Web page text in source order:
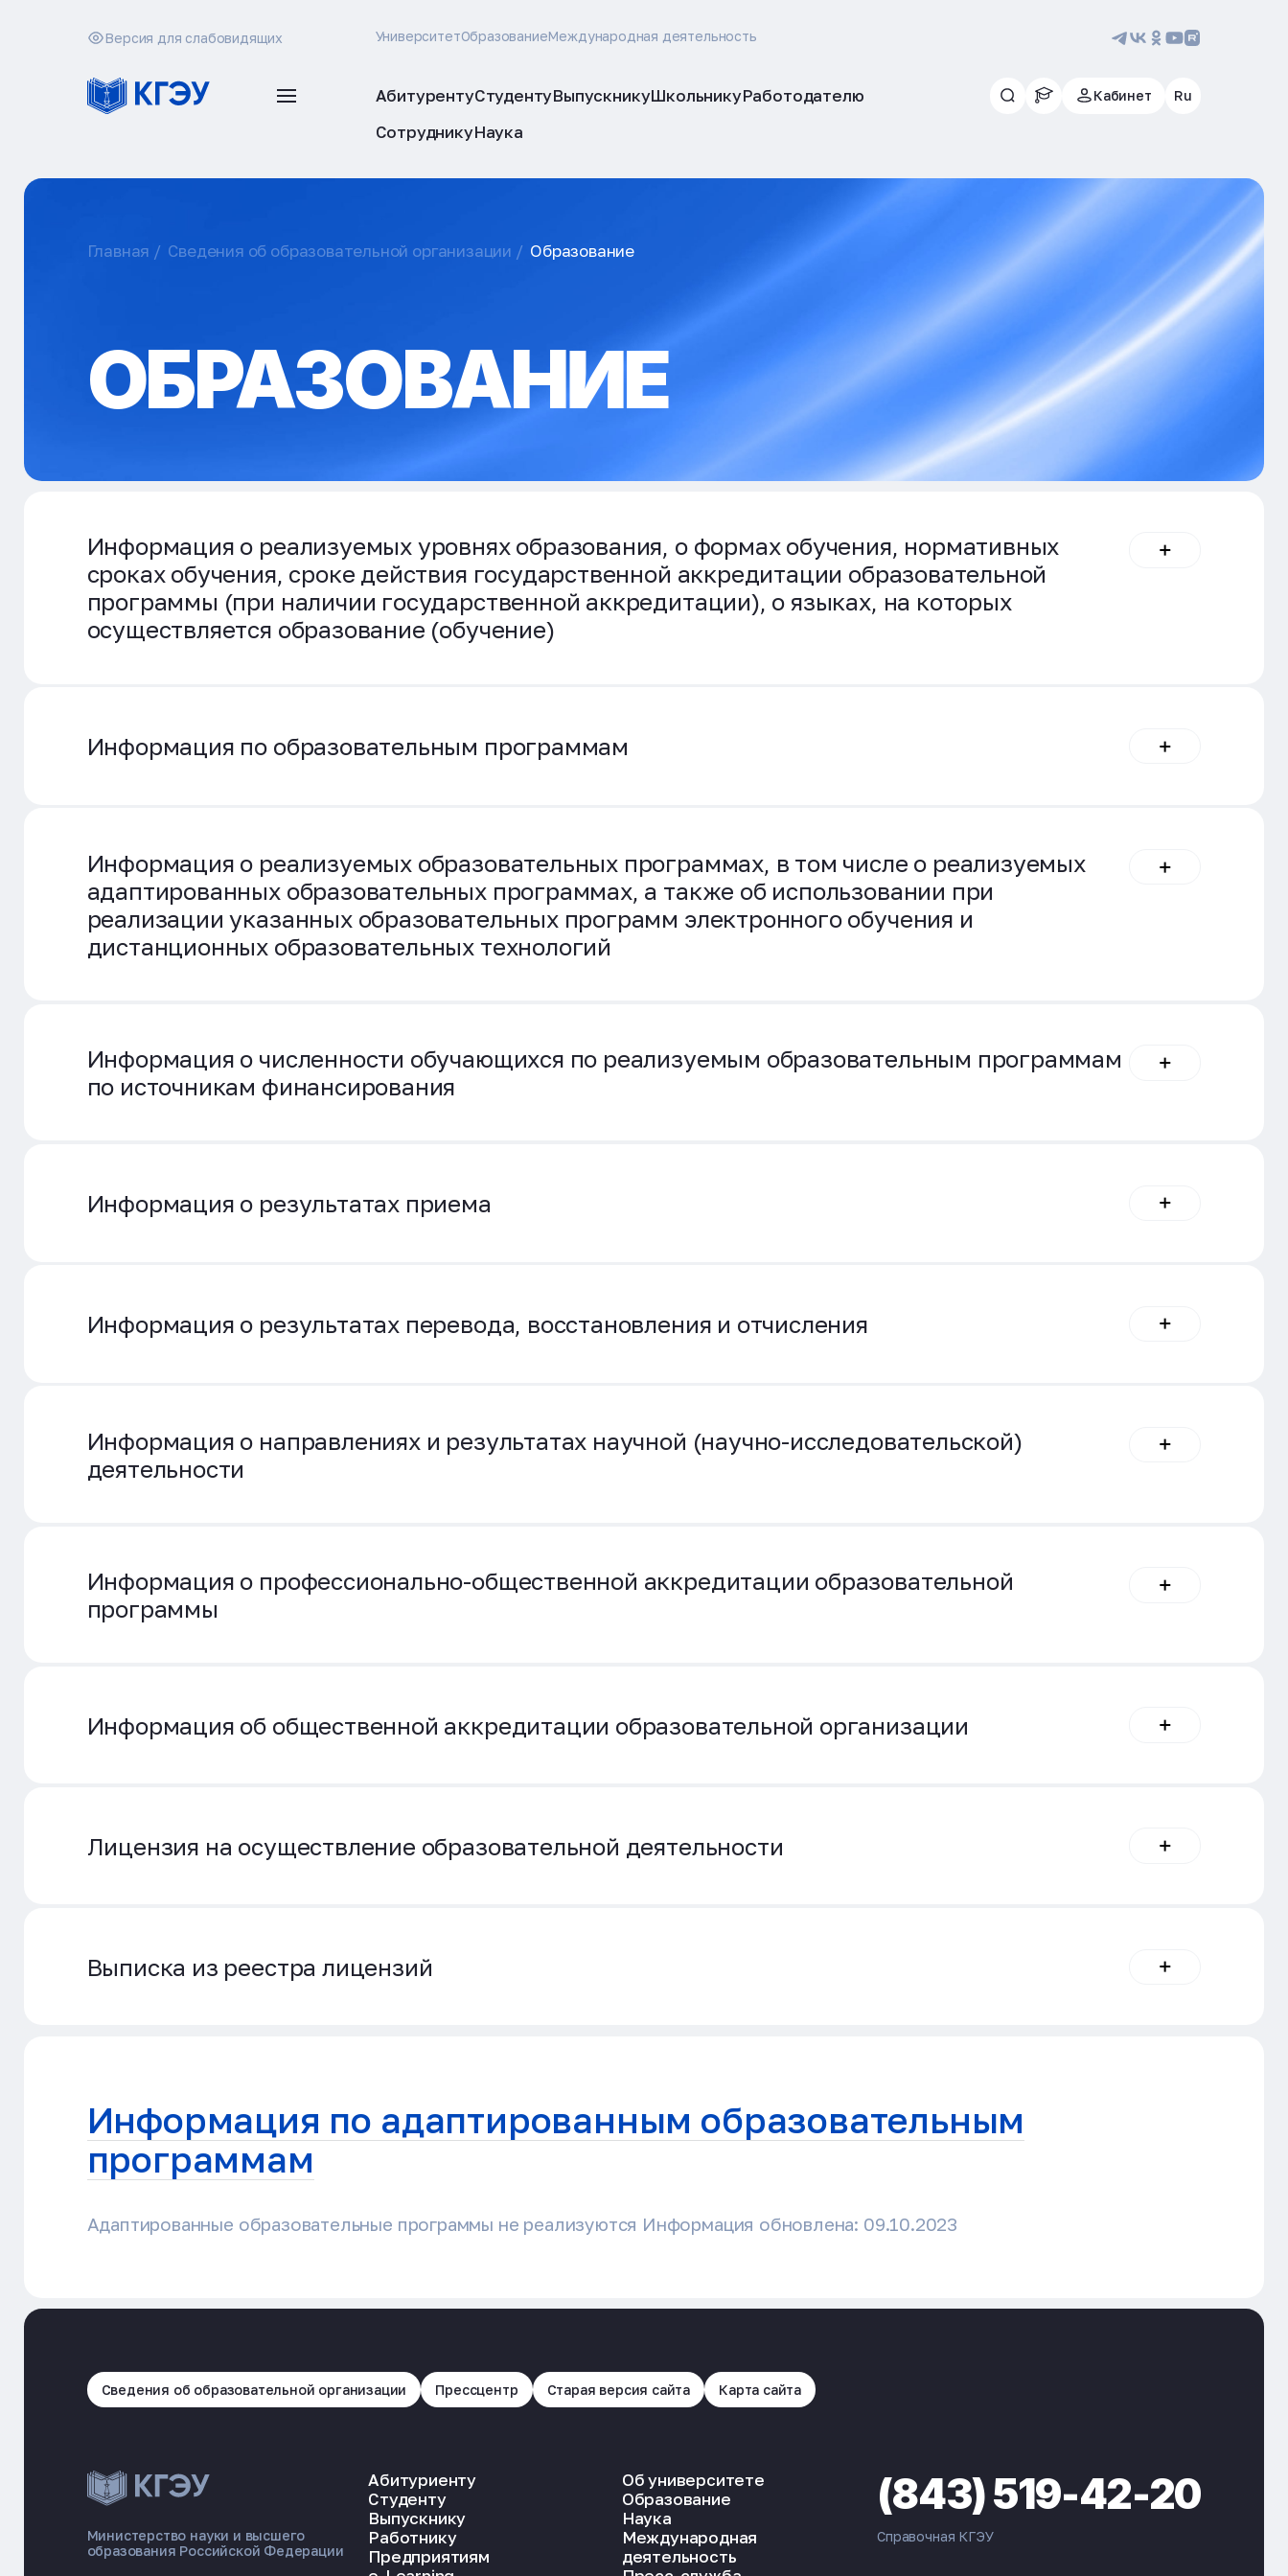
Версия для слабовидящих УниверситетОбразованиеМеждународная деятельность
АбитурентуСтудентуВыпускникуШкольникуРаботодателю
СотрудникуНаука
Кабинет Ru
Главная Сведения об образовательной организации Образование
ОБРАЗОВАНИЕ
Информация о реализуемых уровнях образования, о формах обучения, нормативных
сроках обучения, сроке действия государственной аккредитации образовательной
программы (при наличии государственной аккредитации), о языках, на которых
осуществляется образование (обучение)
Информация по образовательным программам
Информация о реализуемых образовательных программах, в том числе о реализуемых
адаптированных образовательных программах, а также об использовании при
реализации указанных образовательных программ электронного обучения и
дистанционных образовательных технологий
Информация о численности обучающихся по реализуемым образовательным программам
по источникам финансирования
Информация о результатах приема
Информация о результатах перевода, восстановления и отчисления
Информация о направлениях и результатах научной (научно-исследовательской)
деятельности
Информация о профессионально-общественной аккредитации образовательной
программы
Информация об общественной аккредитации образовательной организации
Лицензия на осуществление образовательной деятельности
Выписка из реестра лицензий
Информация по адаптированным образовательным
программам
Адаптированные образовательные программы не реализуются Информация обновлена: 09.10.2023
Сведения об образовательной организации Прессцентр Старая версия сайта Карта сайта
Министерство науки и высшего
образования Российской Федерации
Абитуриенту
Студенту
Выпускнику
Работнику
Предприятиям
Об университете
Образование
Наука
Международная
деятельность
(843) 519-42-20
Справочная КГЭУ